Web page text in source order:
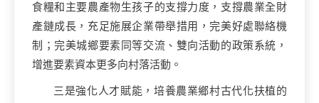
食糧和主要農產物生孩子的支撐力度，支撐農業全財
產鏈成長，充足施展企業帶舉措用，完美好處聯絡機
制；完美城鄉要素同等交流、雙向活動的政策系統，
增進要素資本更多向村落活動。
三是強化人才賦能，培養農業鄉村古代化扶植的